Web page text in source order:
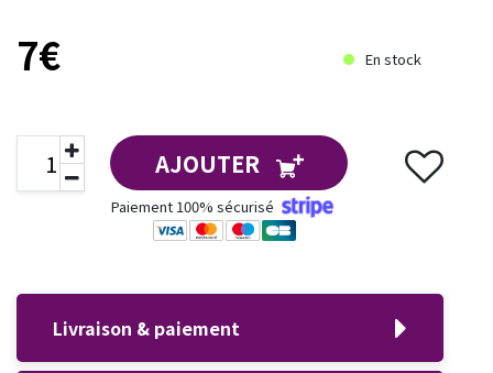
7€ En stock
AJOUTER
Paiement 100% sécurisé
Livraison & paiement